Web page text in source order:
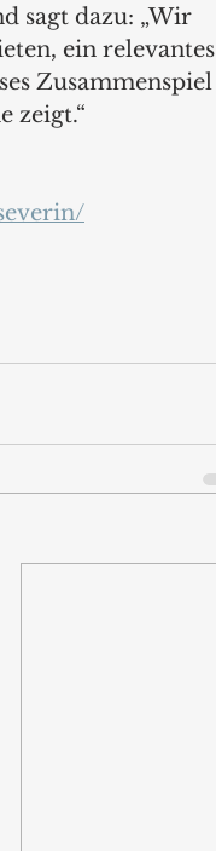
sagt dazu: „Wir
ein relevantes
Zusammenspiel
zeigt.“